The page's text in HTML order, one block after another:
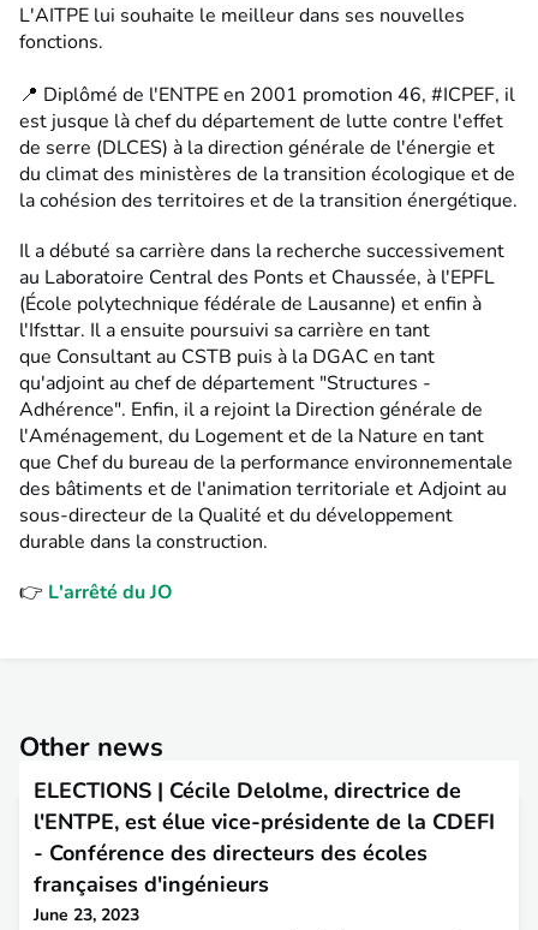
L'AITPE lui souhaite le meilleur dans ses nouvelles
fonctions.
📍 Diplômé de l'ENTPE en 2001 promotion 46, #ICPEF, il
est jusque là chef du département de lutte contre l'effet
de serre (DLCES) à la direction générale de l'énergie et
du climat des ministères de la transition écologique et de
la cohésion des territoires et de la transition énergétique.
Il a débuté sa carrière dans la recherche successivement
au Laboratoire Central des Ponts et Chaussée, à l'EPFL
(École polytechnique fédérale de Lausanne) et enfin à
l'Ifsttar. Il a ensuite poursuivi sa carrière en tant
que Consultant au CSTB puis à la DGAC en tant
qu'adjoint au chef de département "Structures -
Adhérence". Enfin, il a rejoint la Direction générale de
l'Aménagement, du Logement et de la Nature en tant
que Chef du bureau de la performance environnementale
des bâtiments et de l'animation territoriale et Adjoint au
sous-directeur de la Qualité et du développement
durable dans la construction.
👉 L'arrêté du JO
Other news
ELECTIONS | Cécile Delolme, directrice de
l'ENTPE, est élue vice-présidente de la CDEFI
- Conférence des directeurs des écoles
françaises d'ingénieurs
June 23, 2023